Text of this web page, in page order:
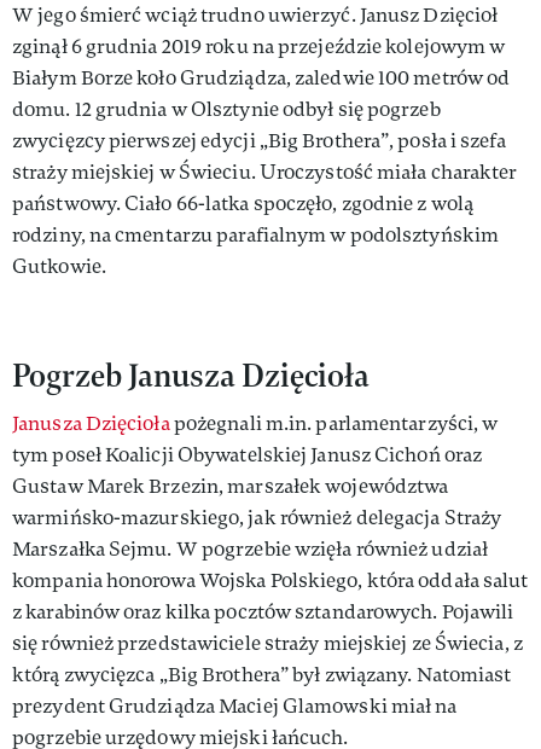
W jego śmierć wciąż trudno uwierzyć. Janusz Dzięcioł
zginął 6 grudnia 2019 roku na przejeździe kolejowym w
Białym Borze koło Grudziądza, zaledwie 100 metrów od
domu. 12 grudnia w Olsztynie odbył się pogrzeb
zwycięzcy pierwszej edycji „Big Brothera”, posła i szefa
straży miejskiej w Świeciu. Uroczystość miała charakter
państwowy. Ciało 66-latka spoczęło, zgodnie z wolą
rodziny, na cmentarzu parafialnym w podolsztyńskim
Gutkowie.
Pogrzeb Janusza Dzięcioła
Janusza Dzięciołapożegnali m.in. parlamentarzyści, w
tym poseł Koalicji Obywatelskiej Janusz Cichoń oraz
Gustaw Marek Brzezin, marszałek województwa
warmińsko-mazurskiego, jak również delegacja Straży
Marszałka Sejmu. W pogrzebie wzięła również udział
kompania honorowa Wojska Polskiego, która oddała salut
z karabinów oraz kilka pocztów sztandarowych. Pojawili
się również przedstawiciele straży miejskiej ze Świecia, z
którą zwycięzca „Big Brothera” był związany. Natomiast
prezydent Grudziądza Maciej Glamowski miał na
pogrzebie urzędowy miejski łańcuch.